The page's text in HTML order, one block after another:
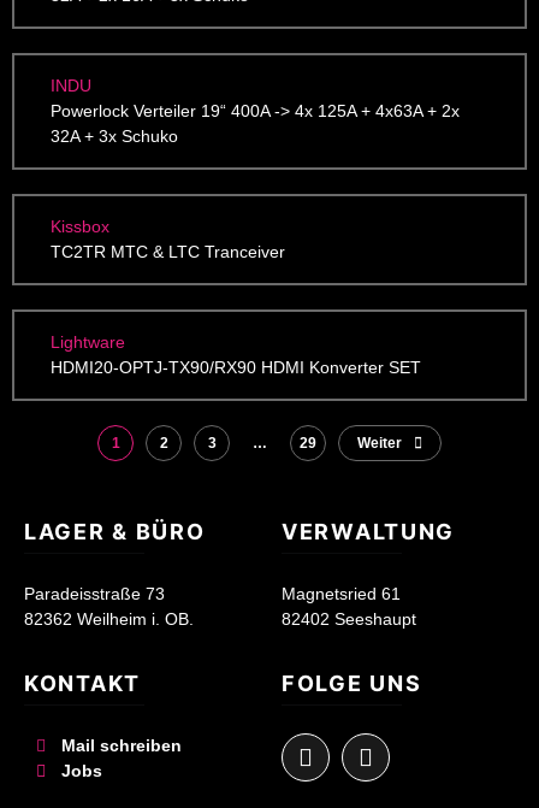
INDU
Powerlock Verteiler 19“ 400A -> 4x 125A + 4x63A + 2x
32A + 3x Schuko
Kissbox
TC2TR MTC & LTC Tranceiver
Lightware
HDMI20-OPTJ-TX90/RX90 HDMI Konverter SET
1 2 3 … 29 Weiter
LAGER & BÜRO
Paradeisstraße 73
82362 Weilheim i. OB.
VERWALTUNG
Magnetsried 61
82402 Seeshaupt
KONTAKT
Mail schreiben
Jobs
FOLGE UNS